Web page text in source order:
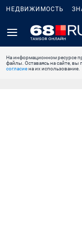
НЕДВИЖИМОСТЬ
На информационном ресурсе
файлы. Оставаясь на сайте, вы
согласиена их использование.